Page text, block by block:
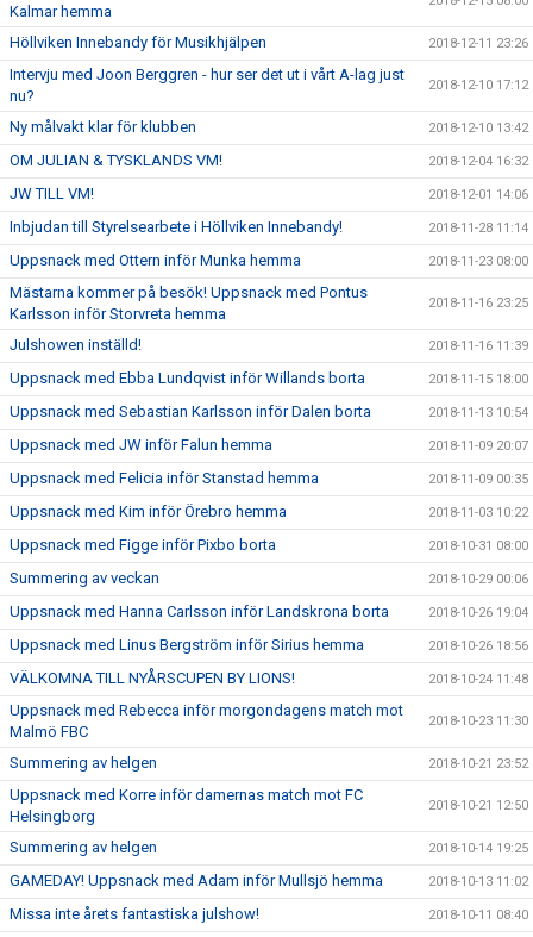
Kalmar hemma
Höllviken Innebandy för Musikhjälpen 2018-12-11 23:26
Intervju med Joon Berggren - hur ser det ut i vårt A-lag just
nu?
2018-12-10 17:12
Ny målvakt klar för klubben 2018-12-10 13:42
OM JULIAN & TYSKLANDS VM! 2018-12-04 16:32
JW TILL VM! 2018-12-01 14:06
Inbjudan till Styrelsearbete i Höllviken Innebandy! 2018-11-28 11:14
Uppsnack med Ottern inför Munka hemma 2018-11-23 08:00
Mästarna kommer på besök! Uppsnack med Pontus
Karlsson inför Storvreta hemma
2018-11-16 23:25
Julshowen inställd! 2018-11-16 11:39
Uppsnack med Ebba Lundqvist inför Willands borta 2018-11-15 18:00
Uppsnack med Sebastian Karlsson inför Dalen borta 2018-11-13 10:54
Uppsnack med JW inför Falun hemma 2018-11-09 20:07
Uppsnack med Felicia inför Stanstad hemma 2018-11-09 00:35
Uppsnack med Kim inför Örebro hemma 2018-11-03 10:22
Uppsnack med Figge inför Pixbo borta 2018-10-31 08:00
Summering av veckan 2018-10-29 00:06
Uppsnack med Hanna Carlsson inför Landskrona borta 2018-10-26 19:04
Uppsnack med Linus Bergström inför Sirius hemma 2018-10-26 18:56
VÄLKOMNA TILL NYÅRSCUPEN BY LIONS! 2018-10-24 11:48
Uppsnack med Rebecca inför morgondagens match mot
Malmö FBC
2018-10-23 11:30
Summering av helgen 2018-10-21 23:52
Uppsnack med Korre inför damernas match mot FC
Helsingborg
2018-10-21 12:50
Summering av helgen 2018-10-14 19:25
GAMEDAY! Uppsnack med Adam inför Mullsjö hemma 2018-10-13 11:02
Missa inte årets fantastiska julshow! 2018-10-11 08:40